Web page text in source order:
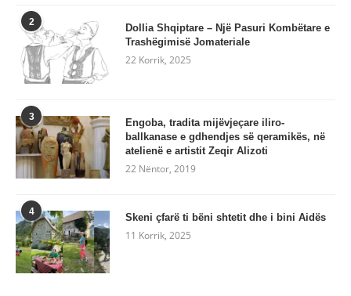
2
Dollia Shqiptare – Një Pasuri Kombëtare e
Trashëgimisë Jomateriale
22 Korrik, 2025
3
Engoba, tradita mijëvjeçare iliro-
ballkanase e gdhendjes së qeramikës, në
atelienë e artistit Zeqir Alizoti
22 Nëntor, 2019
4 Skeni çfarë ti bëni shtetit dhe i bini Aidës
11 Korrik, 2025